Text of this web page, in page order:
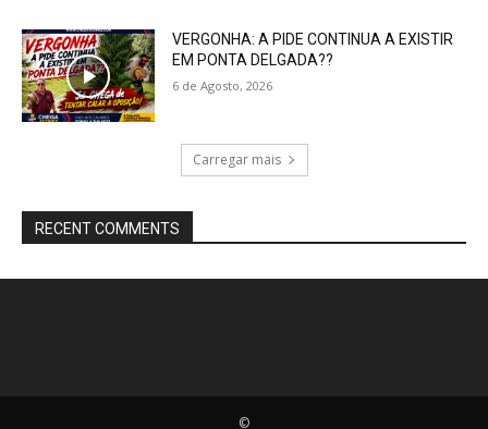
VERGONHA: A PIDE CONTINUA A EXISTIR
EM PONTA DELGADA??
6 de Agosto, 2026
Carregar mais
RECENT COMMENTS
©